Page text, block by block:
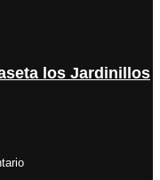
los Jardinillos